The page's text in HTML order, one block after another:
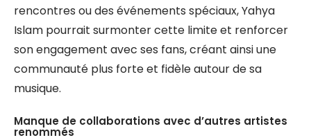
rencontres ou des événements spéciaux, Yahya
Islam pourrait surmonter cette limite et renforcer
son engagement avec ses fans, créant ainsi une
communauté plus forte et fidèle autour de sa
musique.
Manque de collaborations avec d’autres artistes
renommés